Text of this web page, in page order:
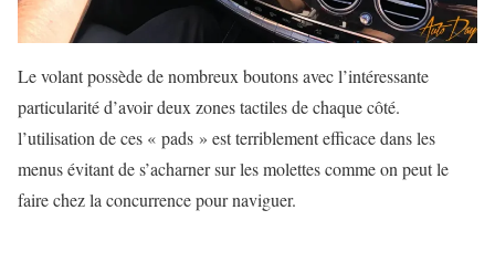
Le volant possède de nombreux boutons avec l’intéressante
particularité d’avoir deux zones tactiles de chaque côté.
l’utilisation de ces « pads » est terriblement efficace dans les
menus évitant de s’acharner sur les molettes comme on peut le
faire chez la concurrence pour naviguer.